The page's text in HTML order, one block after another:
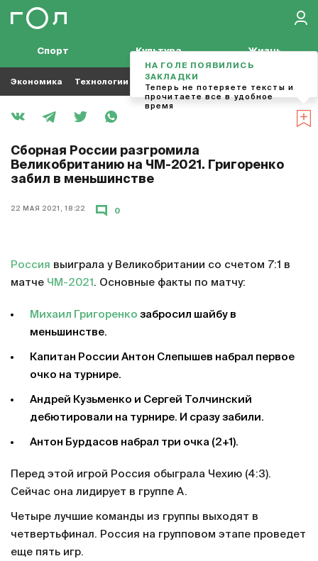
Спорт Культура Жизнь
Экономика Технологии Кино Футбол
Сборная России разгромила
Великобританию на ЧМ-2021. Григоренко
забил в меньшинстве
22 МАЯ 2021, 18:22 0
Россия выиграла у Великобритании со счетом 7:1 в
матче ЧМ-2021 . Основные факты по матчу:
Михаил Григоренко забросил шайбу в
меньшинстве.
Капитан России Антон Слепышев набрал первое
очко на турнире.
Андрей Кузьменко и Сергей Толчинский
дебютировали на турнире. И сразу забили.
Антон Бурдасов набрал три очка (2+1).
Перед этой игрой Россия обыграла Чехию (4:3).
Сейчас она лидирует в группе А.
Четыре лучшие команды из группы выходят в
четвертьфинал. Россия на групповом этапе проведет
еще пять игр.
НА ГОЛЕ ПОЯВИЛИСЬ
ЗАКЛАДКИ
Теперь не потеряете тексты и
прочитаете все в удобное
время